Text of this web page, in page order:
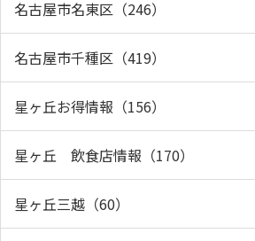
名古屋市名東区（246）
名古屋市千種区（419）
星ヶ丘お得情報（156）
星ヶ丘 飲食店情報（170）
星ヶ丘三越（60）